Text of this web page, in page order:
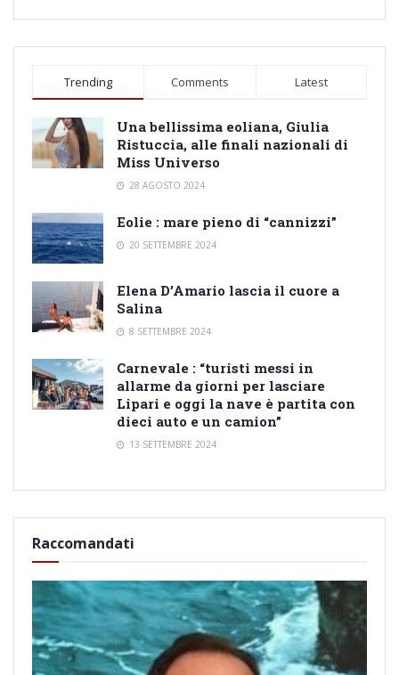
Trending Comments Latest
Una bellissima eoliana, Giulia
Ristuccia, alle finali nazionali di
Miss Universo
28 AGOSTO 2024
Eolie : mare pieno di “cannizzi”
20 SETTEMBRE 2024
Elena D’Amario lascia il cuore a
Salina
8 SETTEMBRE 2024
Carnevale : “turisti messi in
allarme da giorni per lasciare
Lipari e oggi la nave è partita con
dieci auto e un camion”
13 SETTEMBRE 2024
Raccomandati